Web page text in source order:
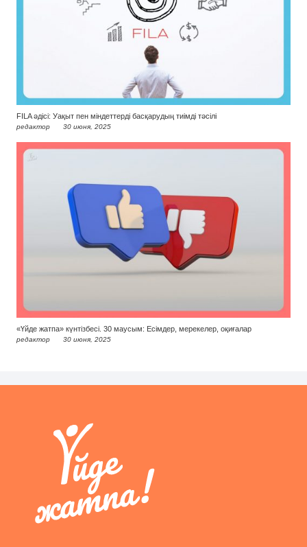
FILA әдісі: Уақыт пен міндеттерді басқарудың тиімді тәсілі
редактор 30 июня, 2025
«Үйде жатпа» күнтізбесі. 30 маусым: Есімдер, мерекелер, оқиғалар
редактор 30 июня, 2025